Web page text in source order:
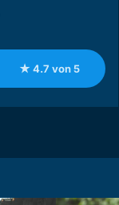
★ 4.7 von 5